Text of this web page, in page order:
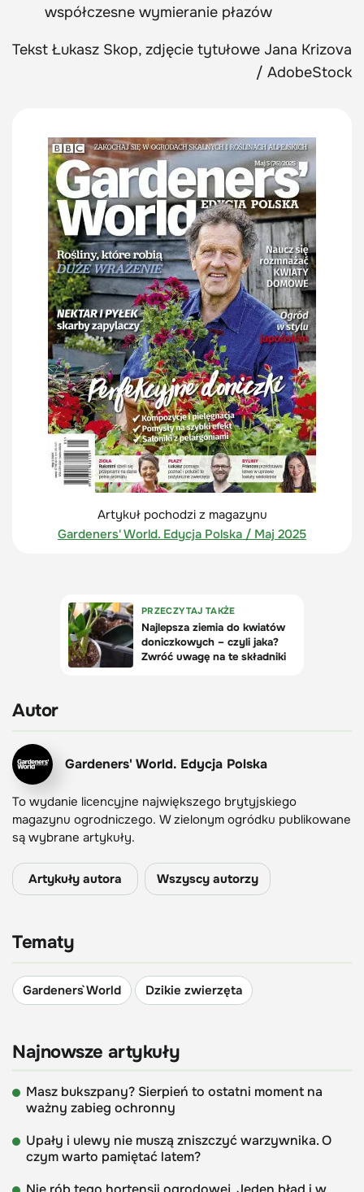
współczesne wymieranie płazów
Tekst Łukasz Skop, zdjęcie tytułowe Jana Krizova
/ AdobeStock
Artykuł pochodzi z magazynu
Gardeners' World. Edycja Polska / Maj 2025
Autor
Gardeners' World. Edycja Polska
To wydanie licencyjne największego brytyjskiego
magazynu ogrodniczego. W zielonym ogródku publikowane
są wybrane artykuły.
Artykuły autora Wszyscy autorzy
Tematy
Gardeners` World Dzikie zwierzęta
Najnowsze artykuły
Masz bukszpany? Sierpień to ostatni moment na
ważny zabieg ochronny
Upały i ulewy nie muszą zniszczyć warzywnika. O
czym warto pamiętać latem?